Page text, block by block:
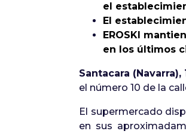
el
El
EROSKI
en los últimos
Santacara
el número 10 de la
El supermercado
en sus